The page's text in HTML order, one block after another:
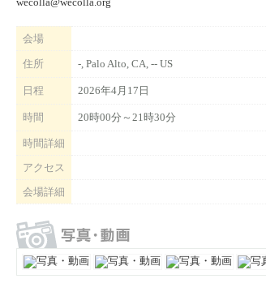
会場
住所 -, Palo Alto, CA, -- US
日程 2026年4月17日
時間 20時00分～21時30分
時間詳細
アクセス
会場詳細